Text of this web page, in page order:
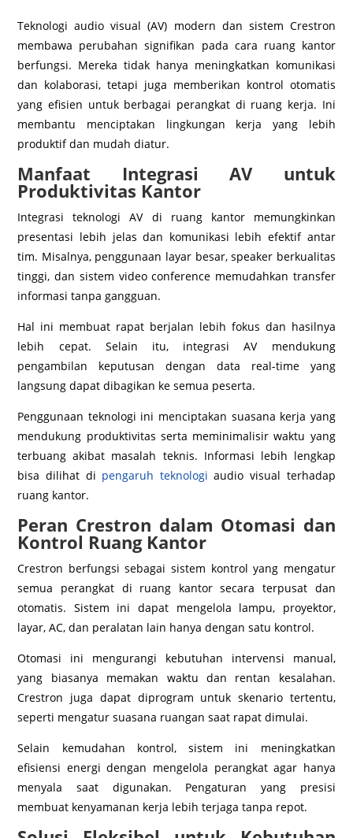
Teknologi audio visual (AV) modern dan sistem Crestron
membawa perubahan signifikan pada cara ruang kantor
berfungsi. Mereka tidak hanya meningkatkan komunikasi
dan kolaborasi, tetapi juga memberikan kontrol otomatis
yang efisien untuk berbagai perangkat di ruang kerja. Ini
membantu menciptakan lingkungan kerja yang lebih
produktif dan mudah diatur.
Manfaat Integrasi AV untuk
Produktivitas Kantor
Integrasi teknologi AV di ruang kantor memungkinkan
presentasi lebih jelas dan komunikasi lebih efektif antar
tim. Misalnya, penggunaan layar besar, speaker berkualitas
tinggi, dan sistem video conference memudahkan transfer
informasi tanpa gangguan.
Hal ini membuat rapat berjalan lebih fokus dan hasilnya
lebih cepat. Selain itu, integrasi AV mendukung
pengambilan keputusan dengan data real-time yang
langsung dapat dibagikan ke semua peserta.
Penggunaan teknologi ini menciptakan suasana kerja yang
mendukung produktivitas serta meminimalisir waktu yang
terbuang akibat masalah teknis. Informasi lebih lengkap
bisa dilihat di pengaruh teknologi audio visual terhadap
ruang kantor.
Peran Crestron dalam Otomasi dan
Kontrol Ruang Kantor
Crestron berfungsi sebagai sistem kontrol yang mengatur
semua perangkat di ruang kantor secara terpusat dan
otomatis. Sistem ini dapat mengelola lampu, proyektor,
layar, AC, dan peralatan lain hanya dengan satu kontrol.
Otomasi ini mengurangi kebutuhan intervensi manual,
yang biasanya memakan waktu dan rentan kesalahan.
Crestron juga dapat diprogram untuk skenario tertentu,
seperti mengatur suasana ruangan saat rapat dimulai.
Selain kemudahan kontrol, sistem ini meningkatkan
efisiensi energi dengan mengelola perangkat agar hanya
menyala saat digunakan. Pengaturan yang presisi
membuat kenyamanan kerja lebih terjaga tanpa repot.